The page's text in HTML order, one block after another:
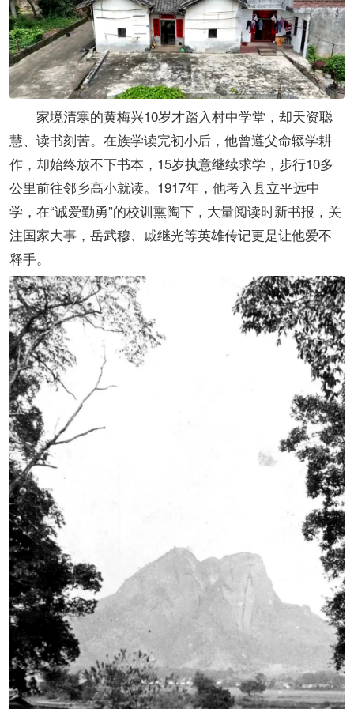
家境清寒的黄梅兴10岁才踏入村中学堂，却天资聪
慧、读书刻苦。在族学读完初小后，他曾遵父命辍学耕
作，却始终放不下书本，15岁执意继续求学，步行10多
公里前往邻乡高小就读。1917年，他考入县立平远中
学，在“诚爱勤勇”的校训熏陶下，大量阅读时新书报，关
注国家大事，岳武穆、戚继光等英雄传记更是让他爱不
释手。